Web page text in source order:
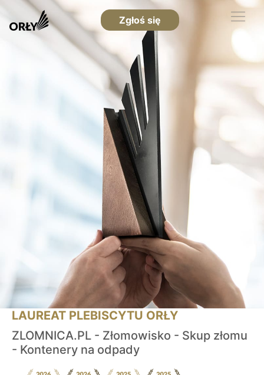
Zgłoś się
LAUREAT PLEBISCYTU ORŁY
ZLOMNICA.PL - Złomowisko - Skup złomu
- Kontenery na odpady